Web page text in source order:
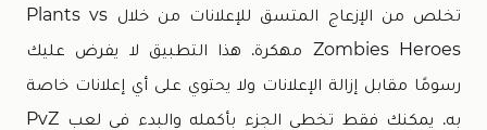
تخلص من الإزعاج المتسق للإعلانات من خلال Plants vs
Zombies Heroes مهكرة. هذا التطبيق لا يفرض عليك
رسومًا مقابل إزالة الإعلانات ولا يحتوي على أي إعلانات خاصة
به. يمكنك فقط تخطي الجزء بأكمله والبدء في لعب PvZ